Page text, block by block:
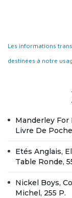
Les informations
destinées à notre
Manderley For
Livre De
Etés Anglais,
Table Ronde,
Nickel Boys,
Michel, 255 P.